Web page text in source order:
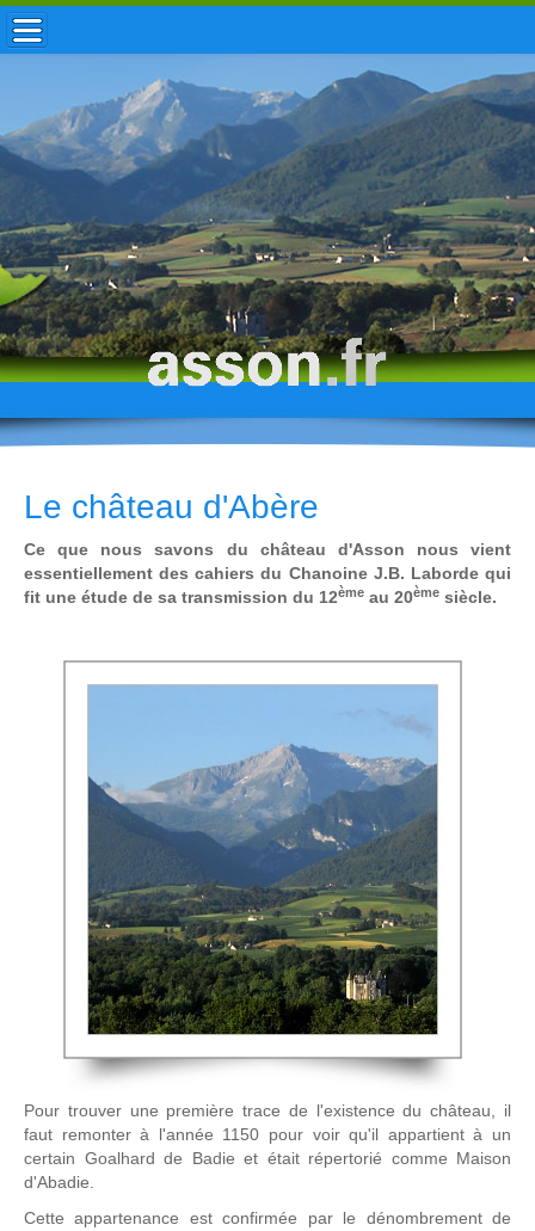
ACCUEIL / INFOS
MUNICIPALITÉ
VIE LOCALE
ENFANCE
TOURISME
HISTOIRE
Le château d'Abère
Ce que nous savons du château d'Asson nous vient
essentiellement des cahiers du Chanoine J.B. Laborde qui
fit une étude de sa transmission du 12ème au 20ème siècle.
Pour trouver une première trace de l'existence du château, il
faut remonter à l'année 1150 pour voir qu'il appartient à un
certain Goalhard de Badie et était répertorié comme Maison
d'Abadie.
Cette appartenance est confirmée par le dénombrement de